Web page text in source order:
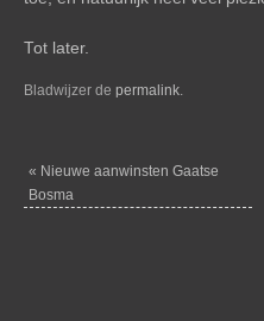
Tot later.
Bladwijzer depermalink.
« Nieuwe aanwinsten Gaatse
Bosma